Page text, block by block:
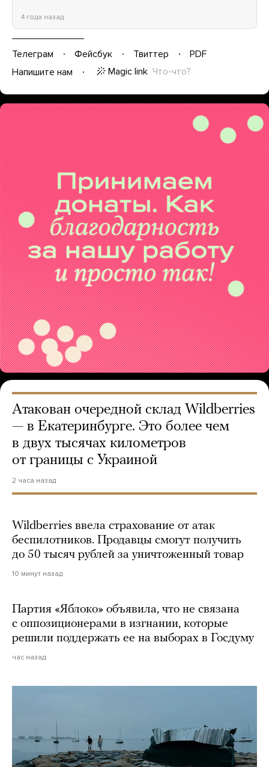
4 года назад
Телеграм Фейсбук Твиттер
PDF
Напишите нам
Magic link Что-что?
Атакован очередной склад Wildberries
— в Екатеринбурге. Это более чем
в двух тысячах километров
от границы с Украиной
2 часа назад
Wildberries ввела страхование от атак
беспилотников. Продавцы смогут получить
до 50 тысяч рублей за уничтоженный товар
10 минут назад
Партия «Яблоко» объявила, что не связана
с оппозиционерами в изгнании, которые
решили поддержать ее на выборах в Госдуму
час назад